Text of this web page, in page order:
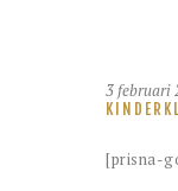
3 februari
[prisna-